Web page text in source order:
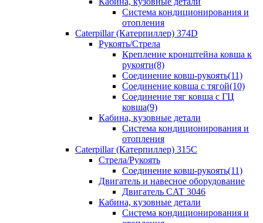
Система кондиционирования и
отопления
Caterpillar (Катерпиллер) 374D
Рукоять/Стрела
Крепление кронштейна ковша к
рукояти(8)
Соединение ковш-рукоять(11)
Соединение ковша с тягой(10)
Соединение тяг ковша с ГЦ
ковша(9)
Кабина, кузовные детали
Система кондиционирования и
отопления
Caterpillar (Катерпиллер) 315C
Стрела/Рукоять
Соединение ковш-рукоять(11)
Двигатель и навесное оборудование
Двигатель CAT 3046
Кабина, кузовные детали
Система кондиционирования и